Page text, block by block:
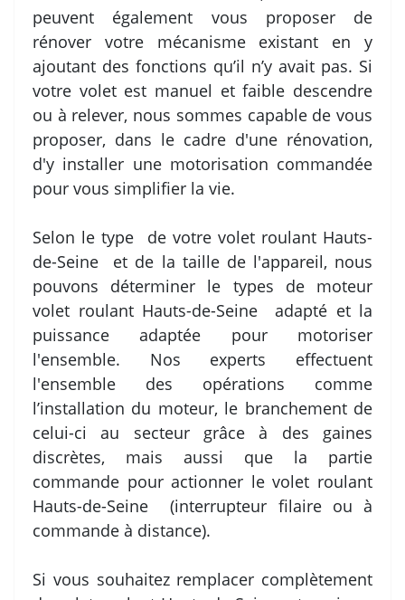
peuvent également vous proposer de
rénover votre mécanisme existant en y
ajoutant des fonctions qu’il n’y avait pas. Si
votre volet est manuel et faible descendre
ou à relever, nous sommes capable de vous
proposer, dans le cadre d'une rénovation,
d'y installer une motorisation commandée
pour vous simplifier la vie.
Selon le type de votre volet roulant Hauts-
de-Seine et de la taille de l'appareil, nous
pouvons déterminer le types de moteur
volet roulant Hauts-de-Seine adapté et la
puissance adaptée pour motoriser
l'ensemble. Nos experts effectuent
l'ensemble des opérations comme
l’installation du moteur, le branchement de
celui-ci au secteur grâce à des gaines
discrètes, mais aussi que la partie
commande pour actionner le volet roulant
Hauts-de-Seine (interrupteur filaire ou à
commande à distance).
Si vous souhaitez remplacer complètement